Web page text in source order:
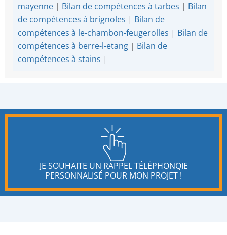
mayenne | Bilan de compétences à tarbes | Bilan
de compétences à brignoles | Bilan de
compétences à le-chambon-feugerolles | Bilan de
compétences à berre-l-etang | Bilan de
compétences à stains |
JE SOUHAITE UN RAPPEL TÉLÉPHONQIE
PERSONNALISÉ POUR MON PROJET !